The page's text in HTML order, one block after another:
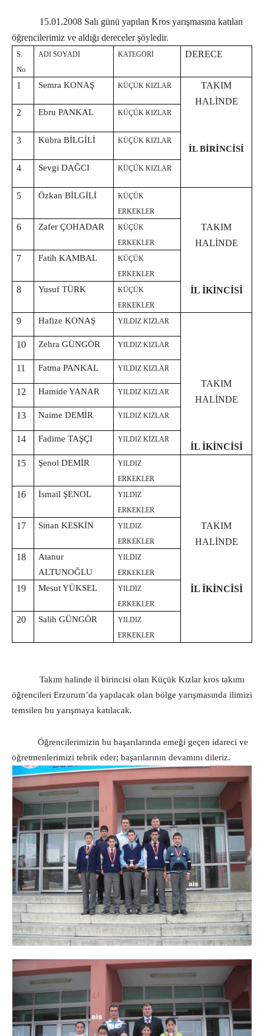
15.01.2008 Salı günü yapılan Kros yarışmasına katılan
öğrencilerimiz ve aldığı dereceler şöyledir.
S.
No
ADI SOYADI KATEGORİ DERECE
1 Semra KONAŞ KÜÇÜK KIZLAR
TAKIM
HALİNDE
İL BİRİNCİSİ
2 Ebru PANKAL KÜÇÜK KIZLAR
3 Kübra BİLGİLİ KÜÇÜK KIZLAR
4 Sevgi DAĞCI KÜÇÜK KIZLAR
5 Özkan BİLGİLİ
KÜÇÜK
ERKEKLER
TAKIM
HALİNDE
İL İKİNCİSİ
6 Zafer ÇOHADAR
KÜÇÜK
ERKEKLER
7 Fatih KAMBAL
KÜÇÜK
ERKEKLER
8 Yusuf TÜRK
KÜÇÜK
ERKEKLER
9 Hafize KONAŞ YILDIZ KIZLAR
TAKIM
HALİNDE
İL İKİNCİSİ
10 Zehra GÜNGÖR YILDIZ KIZLAR
11 Fatma PANKAL YILDIZ KIZLAR
12 Hamide YANAR YILDIZ KIZLAR
13 Naime DEMİR YILDIZ KIZLAR
14 Fadime TAŞÇI YILDIZ KIZLAR
15 Şenol DEMİR
YILDIZ
ERKEKLER
TAKIM
HALİNDE
İL İKİNCİSİ
16 İsmail ŞENOL
YILDIZ
ERKEKLER
17 Sinan KESKİN
YILDIZ
ERKEKLER
18
Atanur
ALTUNOĞLU
YILDIZ
ERKEKLER
19 Mesut YÜKSEL
YILDIZ
ERKEKLER
20 Salih GÜNGÖR
YILDIZ
ERKEKLER
Takım halinde il birincisi olan Küçük Kızlar kros takımı
öğrencileri Erzurum’da yapılacak olan bölge yarışmasında ilimizi
temsilen bu yarışmaya katılacak.
Öğrencilerimizin bu başarılarında emeği geçen idareci ve
öğretmenlerimizi tebrik eder; başarılarının devamını dileriz.